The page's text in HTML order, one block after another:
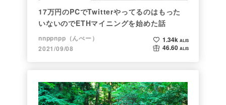
17万円のPCでTwitterやってるのはもった
いないのでETHマイニングを始めた話
nnppnpp（んぺー）
2021/09/08
1.34k ALIS
46.60 ALIS